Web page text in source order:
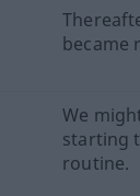
became
We
starting
routine.